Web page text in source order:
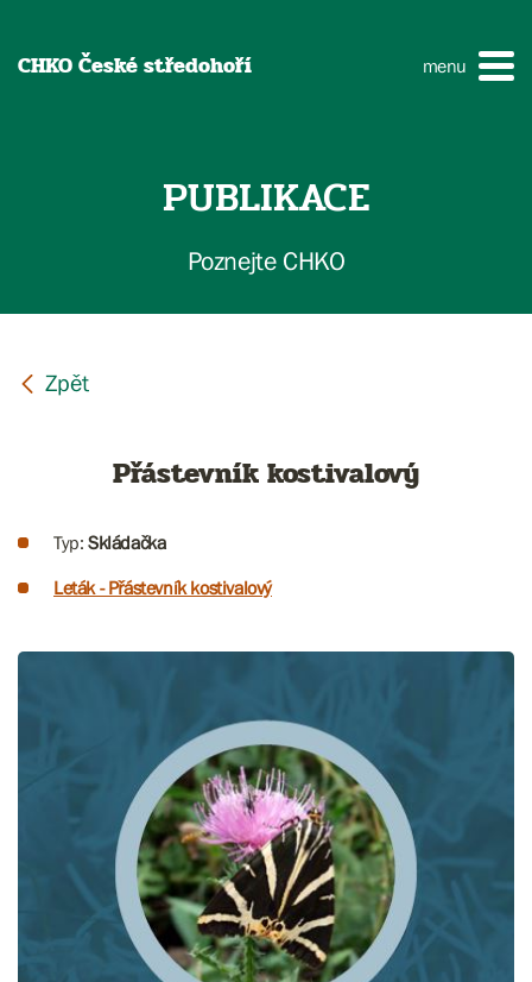
CHKO České středohoří menu
PUBLIKACE
Poznejte CHKO
Přástevník kostivalový
Typ: Skládačka
Leták - Přástevník kostivalový